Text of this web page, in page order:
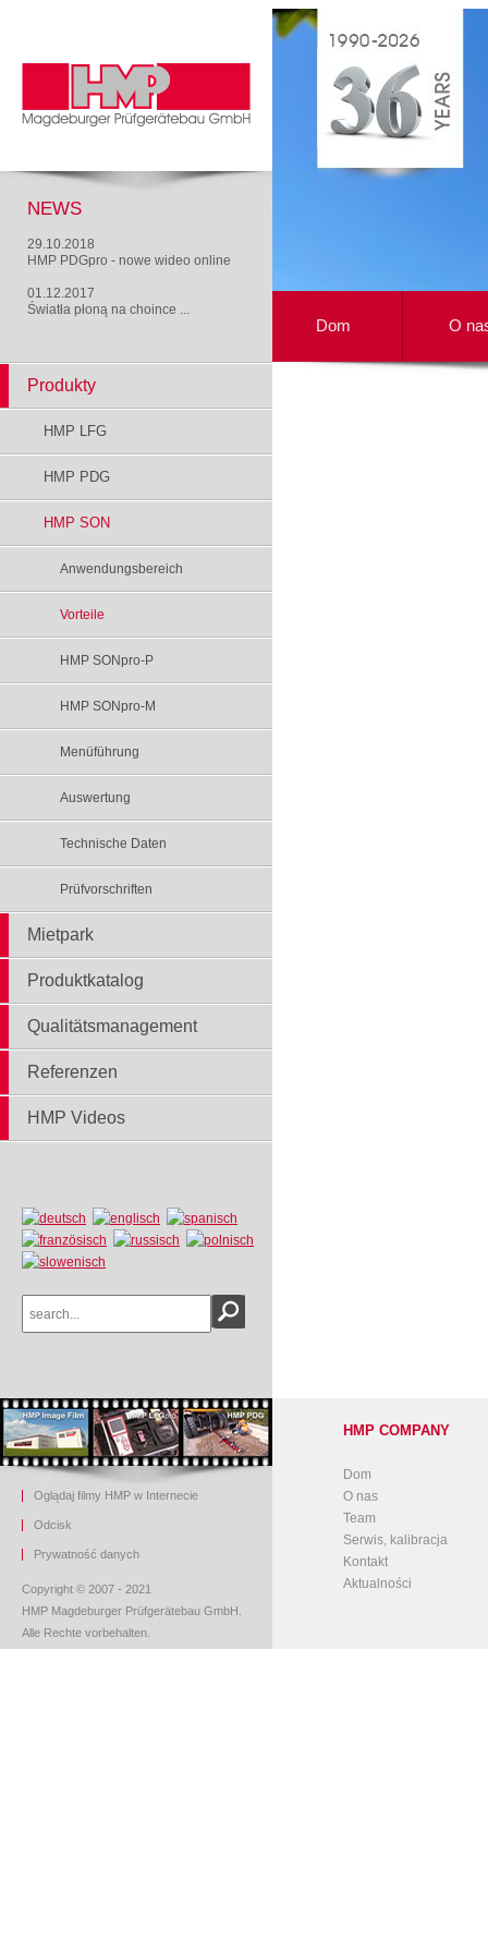
NEWS
29.10.2018
HMP PDGpro - nowe wideo online
01.12.2017
Światła płoną na choince ...
Dom O
Produkty
HMP LFG
HMP PDG
HMP SON
Anwendungsbereich
Vorteile
HMP SONpro-P
HMP SONpro-M
Menüführung
Auswertung
Technische Daten
Prüfvorschriften
Mietpark
Produktkatalog
Qualitätsmanagement
Referenzen
HMP Videos
Oglądaj filmy HMP w Internecie
Odcisk
Prywatność danych
Copyright © 2007 - 2021
HMP Magdeburger Prüfgerätebau GmbH.
Alle Rechte vorbehalten.
HMP COMPANY
Dom
O nas
Team
Serwis, kalibracja
Kontakt
Aktualności